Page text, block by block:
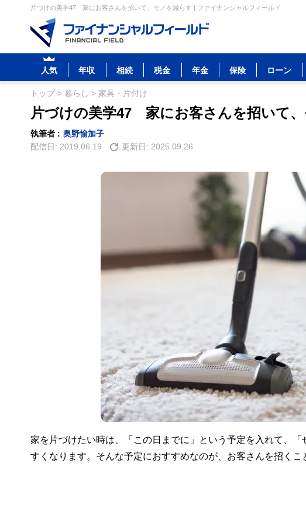
片づけの美学47 家にお客さんを招いて、モノを減らす | ファイナンシャルフィールド
人気 年収 相続 税金 年金 保険 ローン
トップ> 暮らし > 家具・片付け
片づけの美学47 家にお客さんを招いて
執筆者 : 奥野愉加子
配信日: 2019.06.19 更新日: 2025.09.26
家を片づけたい時は、「この日までに」という予定を入れて、
すくなります。そんな予定におすすめなのが、お客さんを招くこ